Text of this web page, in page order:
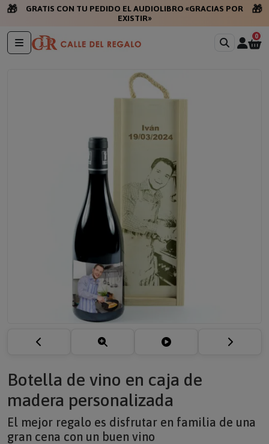
🎁
GRATIS CON TU PEDIDO EL AUDIOLIBRO «GRACIAS POR
EXISTIR»
🎁
0
Botella de vino en caja de
madera personalizada
El mejor regalo es disfrutar en familia de una
gran cena con un buen vino